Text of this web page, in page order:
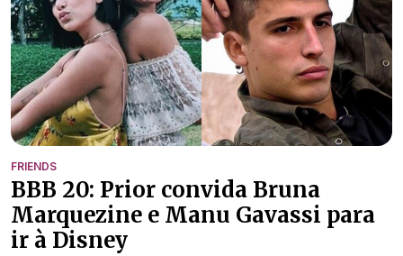
FRIENDS
BBB 20: Prior convida Bruna
Marquezine e Manu Gavassi para
ir à Disney